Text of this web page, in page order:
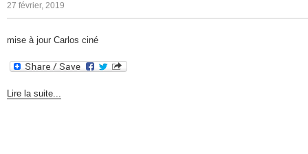
27 février, 2019
mise à jour Carlos ciné
Lire la suite...